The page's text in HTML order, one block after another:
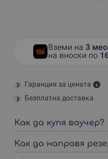
Вземи на3
на вноски по
Гаранция за цената
Безплатна доставка
Как да купя ваучер?
Как да направя